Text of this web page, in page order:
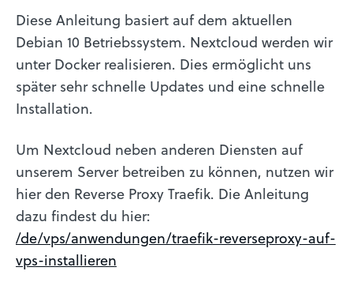
Diese Anleitung basiert auf dem aktuellen
Debian 10 Betriebssystem. Nextcloud werden wir
unter Docker realisieren. Dies ermöglicht uns
später sehr schnelle Updates und eine schnelle
Installation.
Um Nextcloud neben anderen Diensten auf
unserem Server betreiben zu können, nutzen wir
hier den Reverse Proxy Traefik. Die Anleitung
dazu findest du hier:
/de/vps/anwendungen/traefik-reverseproxy-auf-
vps-installieren